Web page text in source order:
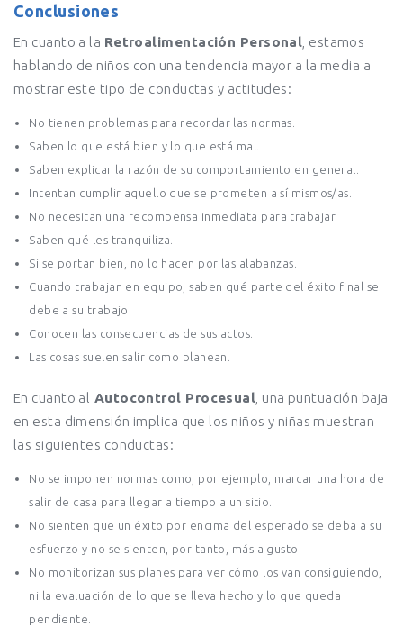
Conclusiones
En cuanto a la Retroalimentación Personal , estamos
hablando de niños con una tendencia mayor a la media a
mostrar este tipo de conductas y actitudes:
No tienen problemas para recordar las normas.
Saben lo que está bien y lo que está mal.
Saben explicar la razón de su comportamiento en general.
Intentan cumplir aquello que se prometen a sí mismos/as.
No necesitan una recompensa inmediata para trabajar.
Saben qué les tranquiliza.
Si se portan bien, no lo hacen por las alabanzas.
Cuando trabajan en equipo, saben qué parte del éxito final se
debe a su trabajo.
Conocen las consecuencias de sus actos.
Las cosas suelen salir como planean.
En cuanto al Autocontrol Procesual, una puntuación baja
en esta dimensión implica que los niños y niñas muestran
las siguientes conductas:
No se imponen normas como, por ejemplo, marcar una hora de
salir de casa para llegar a tiempo a un sitio.
No sienten que un éxito por encima del esperado se deba a su
esfuerzo y no se sienten, por tanto, más a gusto.
No monitorizan sus planes para ver cómo los van consiguiendo,
ni la evaluación de lo que se lleva hecho y lo que queda
pendiente.